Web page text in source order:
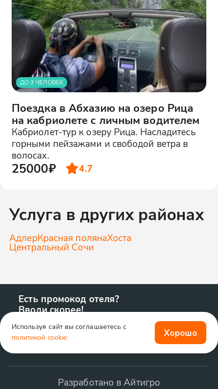
ДО 3 ЧЕЛОВЕК
Поездка в Абхазию на озеро Рица
на кабриолете с личным водителем
Кабриолет-тур к озеру Рица. Насладитесь
горными пейзажами и свободой ветра в
волосах.
25000₽ 4.7
Услуга в других районах
АдлерКрасная полянаХоста
Центральный Сочи
Есть промокод отеля?
Вводи скорее!
Разработано в Айтигро
Используя сайт вы соглашаетесь с
политикой cookie
Хорошо